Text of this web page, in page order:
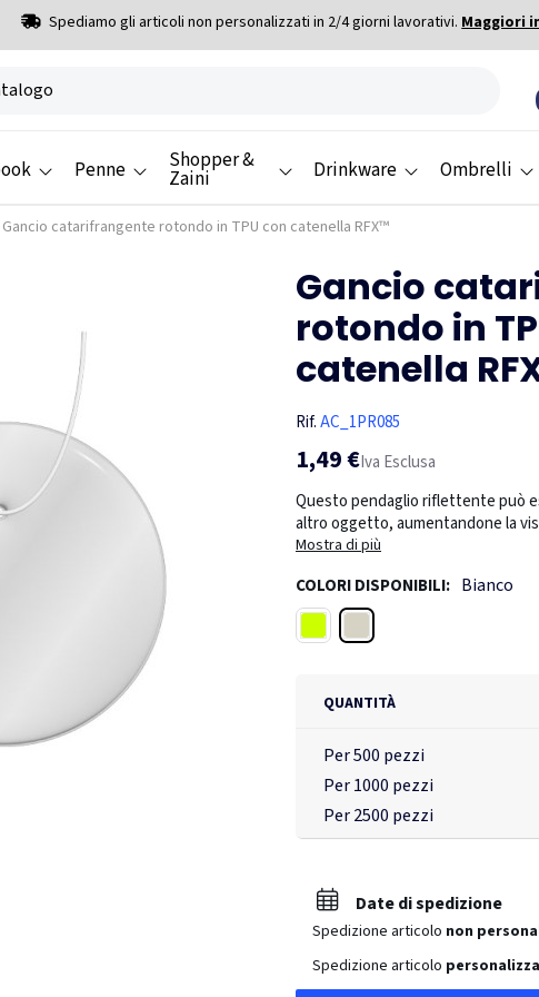
Spediamo gli articoli non personalizzati in 2/4 giorni lavorativi.Maggiori
Penne Shopper &
Zaini Drinkware Ombrelli
Gancio catarifrangente rotondo in TPU con catenella RFX™
Gancio
rotondo in
catenella
Rif.AC_1PR085
1,49 €Iva Esclusa
Questo pendaglio riflettente può
altro oggetto, aumentandone la
sicurezza stradale diventerà un
dimensioni, nei colori bianco o
RFX™ morbida, realizzata in PVC
materiali sono stati testati in
ago per potelo applicare
sacchetto in glassine, un
Europa.
Mostra di più
COLORI DISPONIBILI: Bianco
QUANTITÀ
Per 500 pezzi
Per 1000 pezzi
Per 2500 pezzi
Date di spedizione
Spedizione articolo non
Spedizione articolo